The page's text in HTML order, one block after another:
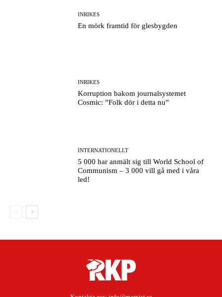
INRIKES
En mörk framtid för glesbygden
INRIKES
Korruption bakom journalsystemet
Cosmic: ”Folk dör i detta nu”
INTERNATIONELLT
5 000 har anmält sig till World School of
Communism – 3 000 vill gå med i våra
led!